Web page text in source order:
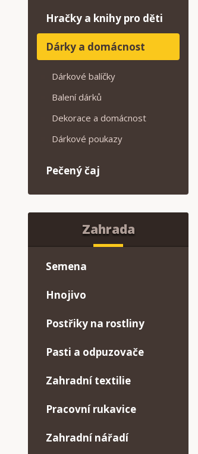
Hračky a knihy pro děti
Dárky a domácnost
Dárkové balíčky
Balení dárků
Dekorace a domácnost
Dárkové poukazy
Pečený čaj
Zahrada
Semena
Hnojivo
Postřiky na rostliny
Pasti a odpuzovače
Zahradní textilie
Pracovní rukavice
Zahradní nářadí